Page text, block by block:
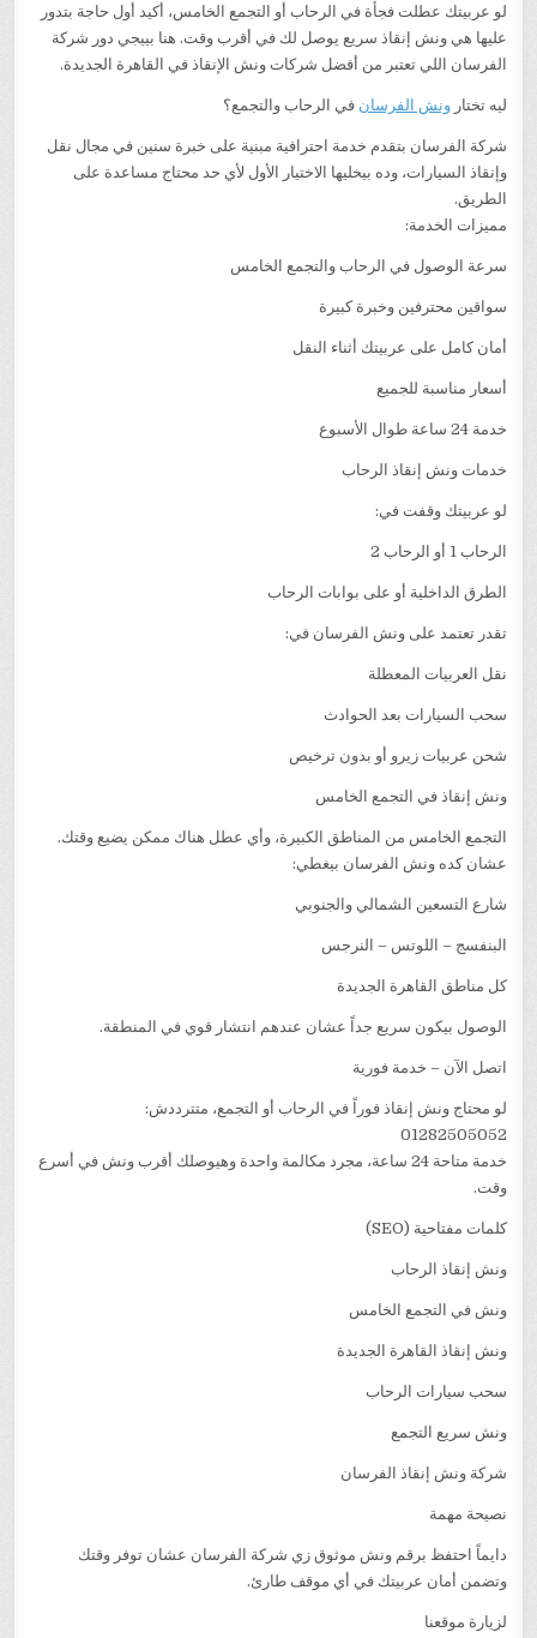
لو عربيتك عطلت فجأة في الرحاب أو التجمع الخامس، أكيد أول حاجة بتدور
عليها هي ونش إنقاذ سريع يوصل لك في أقرب وقت. هنا بييجي دور شركة
الفرسان اللي تعتبر من أفضل شركات ونش الإنقاذ في القاهرة الجديدة.
ليه تختارونش الفرسان في الرحاب والتجمع؟
شركة الفرسان بتقدم خدمة احترافية مبنية على خبرة سنين في مجال نقل
وإنقاذ السيارات، وده بيخليها الاختيار الأول لأي حد محتاج مساعدة على
الطريق.
مميزات الخدمة:
سرعة الوصول في الرحاب والتجمع الخامس
سواقين محترفين وخبرة كبيرة
أمان كامل على عربيتك أثناء النقل
أسعار مناسبة للجميع
خدمة 24 ساعة طوال الأسبوع
خدمات ونش إنقاذ الرحاب
لو عربيتك وقفت في:
الرحاب 1 أو الرحاب 2
الطرق الداخلية أو على بوابات الرحاب
تقدر تعتمد على ونش الفرسان في:
نقل العربيات المعطلة
سحب السيارات بعد الحوادث
شحن عربيات زيرو أو بدون ترخيص
ونش إنقاذ في التجمع الخامس
التجمع الخامس من المناطق الكبيرة، وأي عطل هناك ممكن يضيع وقتك.
عشان كده ونش الفرسان بيغطي:
شارع التسعين الشمالي والجنوبي
البنفسج – اللوتس – النرجس
كل مناطق القاهرة الجديدة
الوصول بيكون سريع جداً عشان عندهم انتشار قوي في المنطقة.
اتصل الآن – خدمة فورية
لو محتاج ونش إنقاذ فوراً في الرحاب أو التجمع، متترددش:
01282505052
خدمة متاحة 24 ساعة، مجرد مكالمة واحدة وهيوصلك أقرب ونش في أسرع
وقت.
كلمات مفتاحية (SEO)
ونش إنقاذ الرحاب
ونش في التجمع الخامس
ونش إنقاذ القاهرة الجديدة
سحب سيارات الرحاب
ونش سريع التجمع
شركة ونش إنقاذ الفرسان
نصيحة مهمة
دايماً احتفظ برقم ونش موثوق زي شركة الفرسان عشان توفر وقتك
وتضمن أمان عربيتك في أي موقف طارئ.
لزيارة موقعنا